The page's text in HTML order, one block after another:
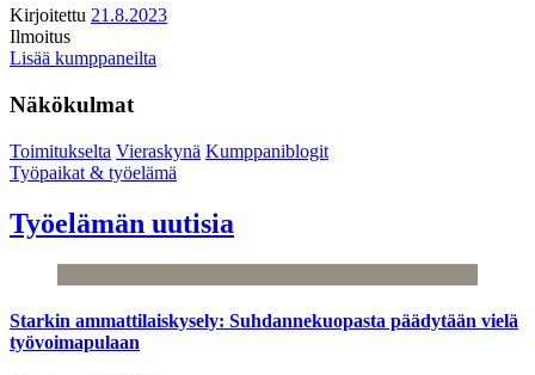
Kirjoitettu 21.8.2023
Ilmoitus
Lisää kumppaneilta
Näkökulmat
Toimitukselta Vieraskynä Kumppaniblogit
Työpaikat & työelämä
Työelämän uutisia
Starkin ammattilaiskysely: Suhdannekuopasta päädytään vielä
työvoimapulaan